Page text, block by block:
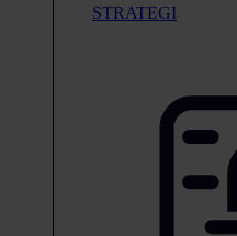
STRATEGI